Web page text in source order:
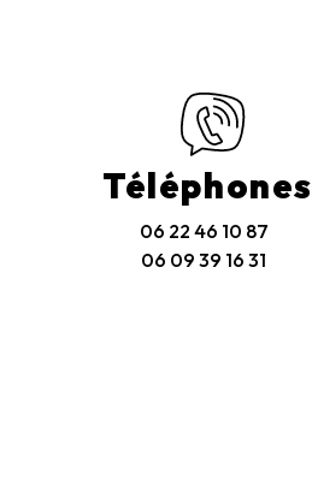
Téléphones
06 22 46 10 87
06 09 39 16 31